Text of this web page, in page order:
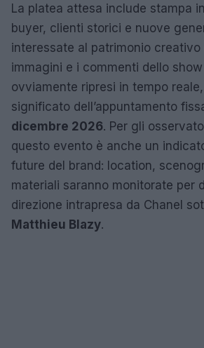
La platea attesa include stampa
buyer, clienti storici e nuove
interessate al patrimonio creativo
immagini e i commenti dello
ovviamente ripresi in tempo
significato dell’appuntamento
dicembre 2026. Per gli
questo evento è anche un
future del brand: location,
materiali saranno monitorate per
direzione intrapresa da Chanel
Matthieu Blazy.